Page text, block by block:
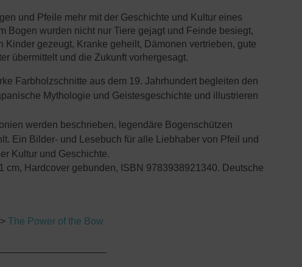
und Pfeile mehr mit der Geschichte und Kultur eines
Bogen wurden nicht nur Tiere gejagt und Feinde besiegt,
Kinder gezeugt, Kranke geheilt, Dämonen vertrieben, gute
übermittelt und die Zukunft vorhergesagt.
Farbholzschnitte aus dem 19. Jahrhundert begleiten den
Mythologie und Geistesgeschichte und illustrieren
werden beschrieben, legendäre Bogenschützen
Ein Bilder- und Lesebuch für alle Liebhaber von Pfeil und
Kultur und Geschichte.
cm, Hardcover gebunden, ISBN 9783938921340. Deutsche
The Power of the Bow